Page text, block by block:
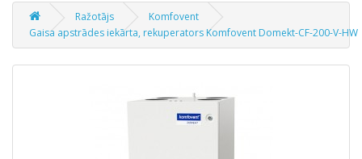
Ražotājs
Komfovent
Gaisa apstrādes iekārta, rekuperators Komfovent Domekt-CF-200-V-HW